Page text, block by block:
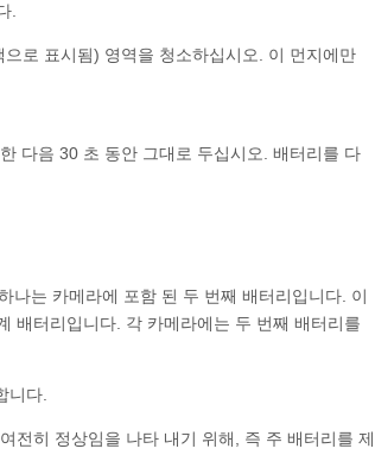
.
로 표시됨) 영역을 청소하십시오. 이 먼지에만
다음 30 초 동안 그대로 두십시오. 배터리를 다
나는 카메라에 포함 된 두 번째 배터리입니다. 이
배터리입니다. 각 카메라에는 두 번째 배터리를
니다.
전히 정상임을 나타 내기 위해, 즉 주 배터리를 제